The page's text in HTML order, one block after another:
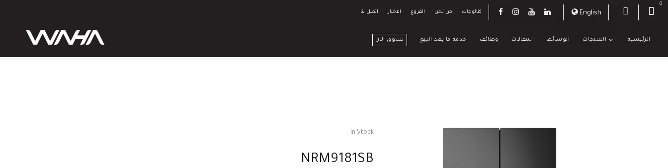
اتصل بنا الاخبار الفروع من نحن كتالوجات English
0
تسوق الآن خدمة ما بعد البيع وظائف المقالات الوسائط المنتجات الرئيسية
In Stock
NRM9181SB